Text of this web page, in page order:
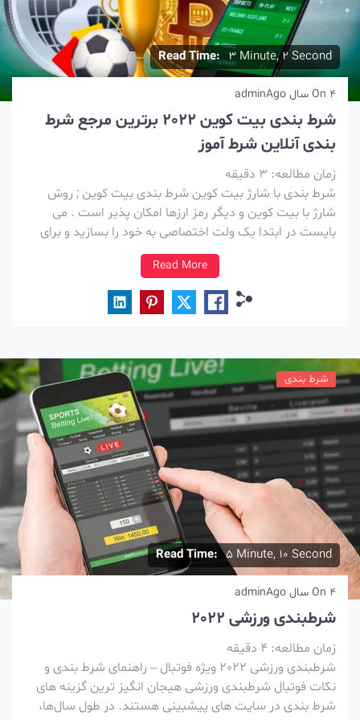
Read Time: 3 Minute, 2 Second
On 4 سال Ago admin
شرط بندی بیت کوین 2022 برترین مرجع شرط
بندی آنلاین شرط آموز
زمان مطالعه: 3 دقیقه
شرط بندی با شارژ بیت کوین شرط بندی بیت کوین ; روش
شارژ با بیت کوین و دیگر رمز ارزها امکان پذیر است . می
بایست در ابتدا یک ولت اختصاصی به خود را بسازید و برای
اینکار می بایست ابتدا وارد یک سایت صرافی معتبر بشوید در
Read More
Read Time: 5 Minute, 10 Second
شرط بندی
On 4 سال Ago admin
شرطبندی ورزشی 2022
زمان مطالعه: 4 دقیقه
شرطبندی ورزشی 2022 ویژه فوتبال – راهنمای شرط بندی و
نکات فوتبال شرطبندی ورزشی هیجان انگیز ترین گزینه های
شرط بندی در سایت های پیشبینی هستند. در طول سال‌ها،